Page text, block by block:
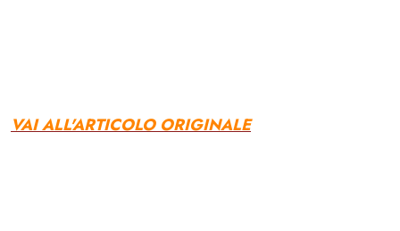
VAI ALL'ARTICOLO ORIGINALE